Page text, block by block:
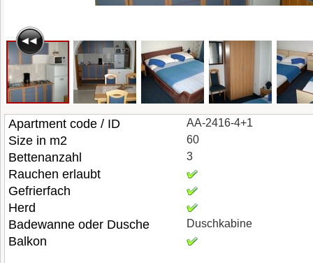
Apartment code / ID AA-2416-4+1
Size in m2 60
Bettenanzahl 3
Rauchen erlaubt
Gefrierfach
Herd
Badewanne oder Dusche
Duschkabine
Balkon